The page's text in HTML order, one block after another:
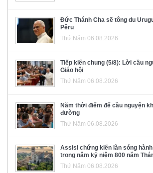
Đức Thánh Cha sẽ tông du
Pêru
Thứ Năm 06.08.2026
Tiếp kiến chung (5/8): Lời cầu
Giáo hội
Thứ Năm 06.08.2026
Năm thời điểm để cầu nguyện
đường
Thứ Năm 06.08.2026
Assisi chứng kiến làn sóng
trong năm kỷ niệm 800 năm
Thứ Năm 06.08.2026